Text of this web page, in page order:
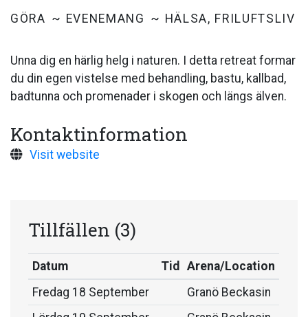
GÖRA EVENEMANG HÄLSA, FRILUFTSLIV
Unna dig en härlig helg i naturen. I detta retreat formar
du din egen vistelse med behandling, bastu, kallbad,
badtunna och promenader i skogen och längs älven.
Kontaktinformation
Visit website
Tillfällen (3)
Datum Tid
Arena/Location
Fredag 18 September
Granö Beckasin